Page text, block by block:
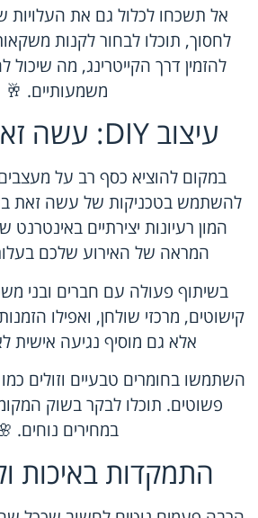
אל תשכחו לכלול גם את העלויות
לחסוך, תוכלו לבחור לקנות
להזמין דרך הקייטרינג, מה שיכול
משמעותיים. 🥂
עיצוב DIY: עשה זאת בעצמך
במקום להוציא כסף רב על
להשתמש בטכניקות של עשה זאת
המון רעיונות יצירתיים
המראה של האירוע שלכם
בשיתוף פעולה עם חברים ובני
קישוטים, מרכזי שולחן, ואפילו
אלא גם מוסיף נגיעה אישית
השתמשו בחומרים טבעיים וזולים
פשוטים. תוכלו לבקר בשוק
במחירים נוחים.
התמקדות באיכות